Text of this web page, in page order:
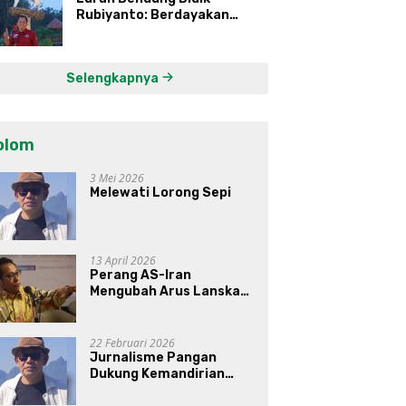
Rubiyanto: Berdayakan
Selengkapnya
3 Mei 2026
Melewati Lorong Sepi
13 April 2026
Perang AS-Iran
Mengubah Arus Lanskap
Prabowo-Gibran?
22 Februari 2026
Jurnalisme Pangan
Dukung Kemandirian